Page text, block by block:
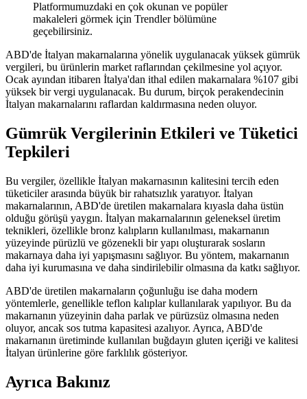
Platformumuzdaki en çok okunan ve popüler
makaleleri görmek için Trendler bölümüne
geçebilirsiniz.
ABD'de İtalyan makarnalarına yönelik uygulanacak yüksek gümrük
vergileri, bu ürünlerin market raflarından çekilmesine yol açıyor.
Ocak ayından itibaren İtalya'dan ithal edilen makarnalara %107 gibi
yüksek bir vergi uygulanacak. Bu durum, birçok perakendecinin
İtalyan makarnalarını raflardan kaldırmasına neden oluyor.
Gümrük Vergilerinin Etkileri ve Tüketici
Tepkileri
Bu vergiler, özellikle İtalyan makarnasının kalitesini tercih eden
tüketiciler arasında büyük bir rahatsızlık yaratıyor. İtalyan
makarnalarının, ABD'de üretilen makarnalara kıyasla daha üstün
olduğu görüşü yaygın. İtalyan makarnalarının geleneksel üretim
teknikleri, özellikle bronz kalıpların kullanılması, makarnanın
yüzeyinde pürüzlü ve gözenekli bir yapı oluşturarak sosların
makarnaya daha iyi yapışmasını sağlıyor. Bu yöntem, makarnanın
daha iyi kurumasına ve daha sindirilebilir olmasına da katkı sağlıyor.
ABD'de üretilen makarnaların çoğunluğu ise daha modern
yöntemlerle, genellikle teflon kalıplar kullanılarak yapılıyor. Bu da
makarnanın yüzeyinin daha parlak ve pürüzsüz olmasına neden
oluyor, ancak sos tutma kapasitesi azalıyor. Ayrıca, ABD'de
makarnanın üretiminde kullanılan buğdayın gluten içeriği ve kalitesi
İtalyan ürünlerine göre farklılık gösteriyor.
Ayrıca Bakınız